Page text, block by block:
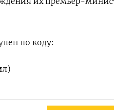
по коду: